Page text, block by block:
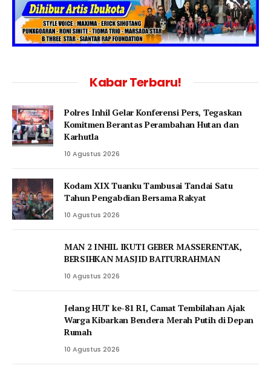
Kabar Terbaru!
Polres Inhil Gelar Konferensi Pers, Tegaskan
Komitmen Berantas Perambahan Hutan dan
Karhutla
10 Agustus 2026
Kodam XIX Tuanku Tambusai Tandai Satu
Tahun Pengabdian Bersama Rakyat
10 Agustus 2026
MAN 2 INHIL IKUTI GEBER MASSERENTAK,
BERSIHKAN MASJID BAITURRAHMAN
10 Agustus 2026
Jelang HUT ke-81 RI, Camat Tembilahan Ajak
Warga Kibarkan Bendera Merah Putih di Depan
Rumah
10 Agustus 2026